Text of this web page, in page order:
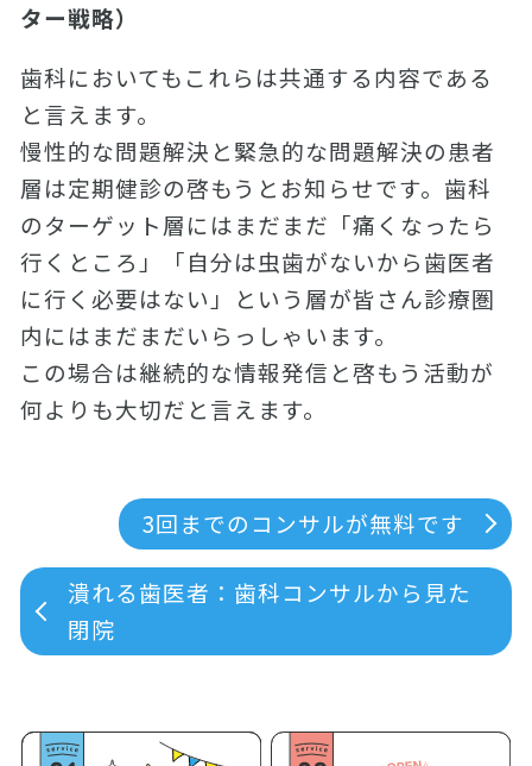
ター戦略）
歯科においてもこれらは共通する内容である
と言えます。
慢性的な問題解決と緊急的な問題解決の患者
層は定期健診の啓もうとお知らせです。歯科
のターゲット層にはまだまだ「痛くなったら
行くところ」「自分は虫歯がないから歯医者
に行く必要はない」という層が皆さん診療圏
内にはまだまだいらっしゃいます。
この場合は継続的な情報発信と啓もう活動が
何よりも大切だと言えます。
3回までのコンサルが無料です
潰れる歯医者：歯科コンサルから見た
閉院